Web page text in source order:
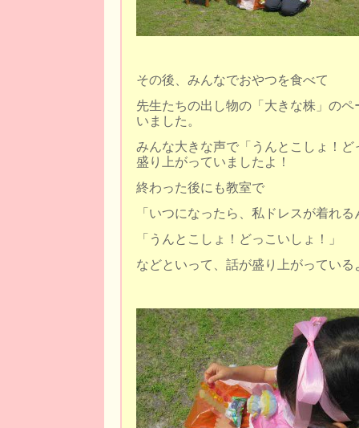
その後、みんなでおやつを食べて
先生たちの出し物の「大きな株」の
いました。
みんな大きな声で「うんとこしょ！
盛り上がっていましたよ！
終わった後にも教室で
「いつになったら、私ドレスが着れる
「うんとこしょ！どっこいしょ！」
などといって、話が盛り上がっている